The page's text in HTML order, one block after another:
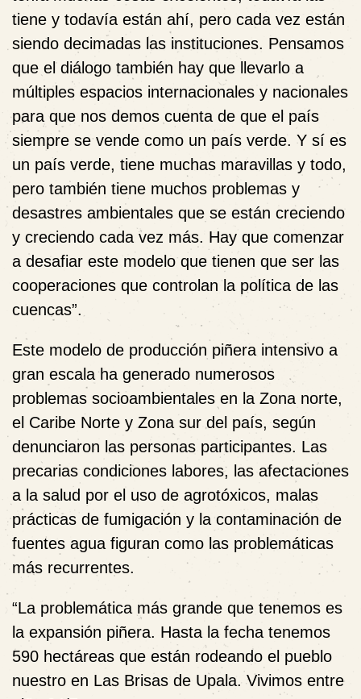
tiene y todavía están ahí, pero cada vez están
siendo decimadas las instituciones. Pensamos
que el diálogo también hay que llevarlo a
múltiples espacios internacionales y nacionales
para que nos demos cuenta de que el país
siempre se vende como un país verde. Y sí es
un país verde, tiene muchas maravillas y todo,
pero también tiene muchos problemas y
desastres ambientales que se están creciendo
y creciendo cada vez más. Hay que comenzar
a desafiar este modelo que tienen que ser las
cooperaciones que controlan la política de las
cuencas”.
Este modelo de producción piñera intensivo a
gran escala ha generado numerosos
problemas socioambientales en la Zona norte,
el Caribe Norte y Zona sur del país, según
denunciaron las personas participantes. Las
precarias condiciones labores, las afectaciones
a la salud por el uso de agrotóxicos, malas
prácticas de fumigación y la contaminación de
fuentes agua figuran como las problemáticas
más recurrentes.
“La problemática más grande que tenemos es
la expansión piñera. Hasta la fecha tenemos
590 hectáreas que están rodeando el pueblo
nuestro en Las Brisas de Upala. Vivimos entre